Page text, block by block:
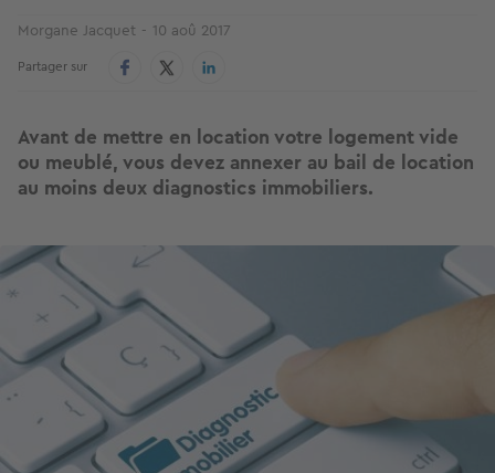
Morgane Jacquet 10 aoû 2017
Partager sur
Avant de mettre en location votre logement vide
ou meublé, vous devez annexer au bail de location
au moins deux diagnostics immobiliers.
Image